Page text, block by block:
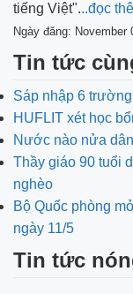
tiếng Việt"...đọc
Ngày đăng: November
Tin tức
Sáp nhập 6
HUFLIT xét học
Nước nào nửa
Thầy giáo 90 tuổi
nghèo
Bộ Quốc phòng
ngày 11/5
Tin tức